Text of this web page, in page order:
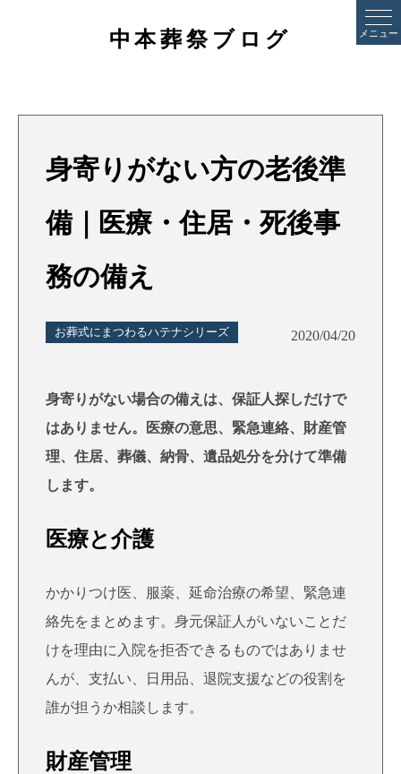
メニュー
中本葬祭ブログ
身寄りがない方の老後準
備｜医療・住居・死後事
務の備え
お葬式にまつわるハテナシリーズ 2020/04/20
身寄りがない場合の備えは、保証人探しだけで
はありません。医療の意思、緊急連絡、財産管
理、住居、葬儀、納骨、遺品処分を分けて準備
します。
医療と介護
かかりつけ医、服薬、延命治療の希望、緊急連
絡先をまとめます。身元保証人がいないことだ
けを理由に入院を拒否できるものではありませ
んが、支払い、日用品、退院支援などの役割を
誰が担うか相談します。
財産管理